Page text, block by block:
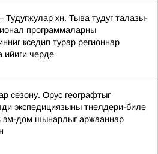
Тудугжулар хн. Тыва тудуг талазы-
программаларны
кседип турар регионнар
ийиги черде
сезону. Орус географтыг
экспедициязыны тнелдери-биле
эм-дом шынарлыг аржааннар